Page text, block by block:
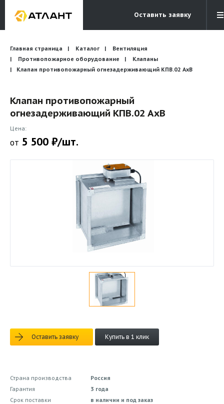
Оставить заявку
Электронная почта
info@atlantcompany.ru
Бесплатный звонок
8 (495) 532-45-07
Бренды
Каталоги
Бланки запросов
Главная страница Каталог
Вентиляция
Противопожарное оборудование
Клапаны
Клапан противопожарный огнезадерживающий КПВ.02 AхB
Клапан противопожарный
огнезадерживающий КПВ.02 AхB
Цена:
от 5 500 ₽/шт.
Оставить заявку Купить в 1 клик
Страна производства
Россия
Гарантия
3 года
Срок поставки
в наличии и под заказ